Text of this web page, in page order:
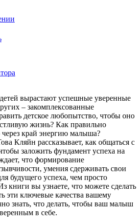
вырастают успешные уверенные
– закомплексованные
детское любопытство, чтобы оно
жизнь? Как правильно
край энергию малыша?
Кляйн рассказывает, как общаться с
заложить фундамент успеха на
что формирование
умения сдерживать свои
будущего успеха, чем просто
книги вы узнаете, что можете сделать
эти ключевые качества вашему
знать, что делать, чтобы ваш малыш
в себе.